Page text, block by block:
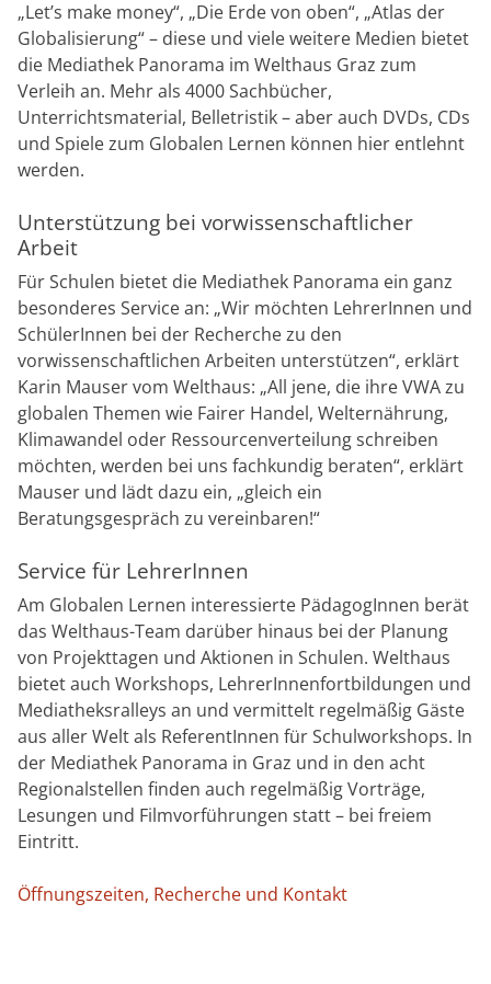
„Let’s make money“, „Die Erde von oben“, „Atlas der
Globalisierung“ – diese und viele weitere Medien bietet
die Mediathek Panorama im Welthaus Graz zum
Verleih an. Mehr als 4000 Sachbücher,
Unterrichtsmaterial, Belletristik – aber auch DVDs, CDs
und Spiele zum Globalen Lernen können hier entlehnt
werden.
Unterstützung bei vorwissenschaftlicher
Arbeit
Für Schulen bietet die Mediathek Panorama ein ganz
besonderes Service an: „Wir möchten LehrerInnen und
SchülerInnen bei der Recherche zu den
vorwissenschaftlichen Arbeiten unterstützen“, erklärt
Karin Mauser vom Welthaus: „All jene, die ihre VWA zu
globalen Themen wie Fairer Handel, Welternährung,
Klimawandel oder Ressourcenverteilung schreiben
möchten, werden bei uns fachkundig beraten“, erklärt
Mauser und lädt dazu ein, „gleich ein
Beratungsgespräch zu vereinbaren!“
Service für LehrerInnen
Am Globalen Lernen interessierte PädagogInnen berät
das Welthaus-Team darüber hinaus bei der Planung
von Projekttagen und Aktionen in Schulen. Welthaus
bietet auch Workshops, LehrerInnenfortbildungen und
Mediatheksralleys an und vermittelt regelmäßig Gäste
aus aller Welt als ReferentInnen für Schulworkshops. In
der Mediathek Panorama in Graz und in den acht
Regionalstellen finden auch regelmäßig Vorträge,
Lesungen und Filmvorführungen statt – bei freiem
Eintritt.
Öffnungszeiten, Recherche und Kontakt